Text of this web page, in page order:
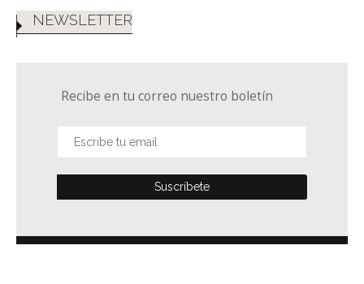
NEWSLETTER
Recibe en tu correo nuestro boletín